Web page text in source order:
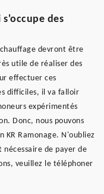
des
devront être
utile de réaliser des
effectuer ces
difficiles, il va falloir
expérimentés
Donc, nous pouvons
KR Ramonage. N'oubliez
nécessaire de payer de
veuillez le téléphoner